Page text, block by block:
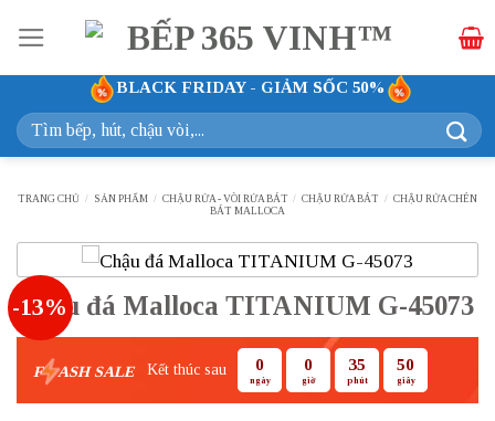
qua
nội
dung
BLACK FRIDAY - GIẢM SỐC 50%
Tìm
kiếm:
TRANG CHỦ / SẢN PHẨM / CHẬU RỬA - VÒI RỬA BÁT / CHẬU RỬA BÁT / CHẬU RỬA CHÉN
BÁT MALLOCA
-13%
Chậu đá Malloca TITANIUM G-45073
F ASH SALE Kết thúc sau 0
ngày
0
giờ
35
phút
50
giây